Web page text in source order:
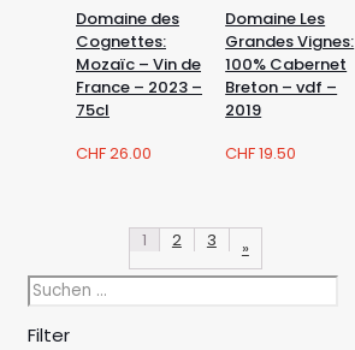
Domaine des
Cognettes:
Mozaïc – Vin de
France – 2023 –
75cl
CHF26.00
Domaine Les
Grandes Vignes:
100% Cabernet
Breton – vdf –
2019
CHF19.50
1 2 3 »
Filter